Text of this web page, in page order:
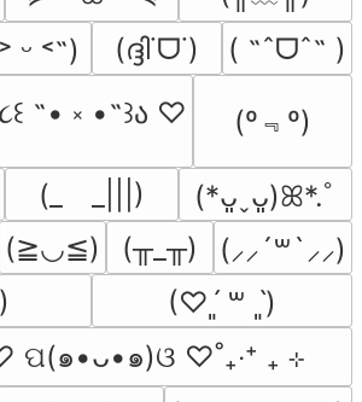
ᵕ ˂˶) (ദ്ദി˙ᗜ˙) ( ˶ˆᗜˆ˵ )
૮꒰ ˶• ༝ •˶꒱ა ♡ (º﹃º)
(_　_|||)
(*ᴗ͈ˬᴗ͈)ꕤ*.ﾟ
(≧◡≦) (╥_╥)
(⸝⸝´꒳`⸝⸝)
(♡ˊ͈ ꒳ ˋ͈)
ପ(๑•ᴗ•๑)ଓ ♡˚₊‧⁺ ₊ ⊹